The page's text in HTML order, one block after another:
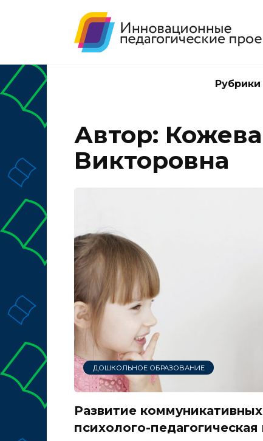
Рубрики
Автор:
Викторовна
ДОШКОЛЬНОЕ ОБРАЗОВАНИЕ
Развитие
психолого-